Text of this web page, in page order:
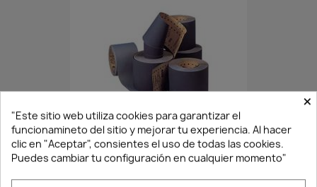
¡Últimas Unidades!
ROLLO DE LIJA FLEXOVIT P180...
32,75 €
×
"Este sitio web utiliza cookies para garantizar el
funcionamineto del sitio y mejorar tu experiencia. Al hacer
clic en "Aceptar", consientes el uso de todas las cookies.
Puedes cambiar tu configuración en cualquier momento"